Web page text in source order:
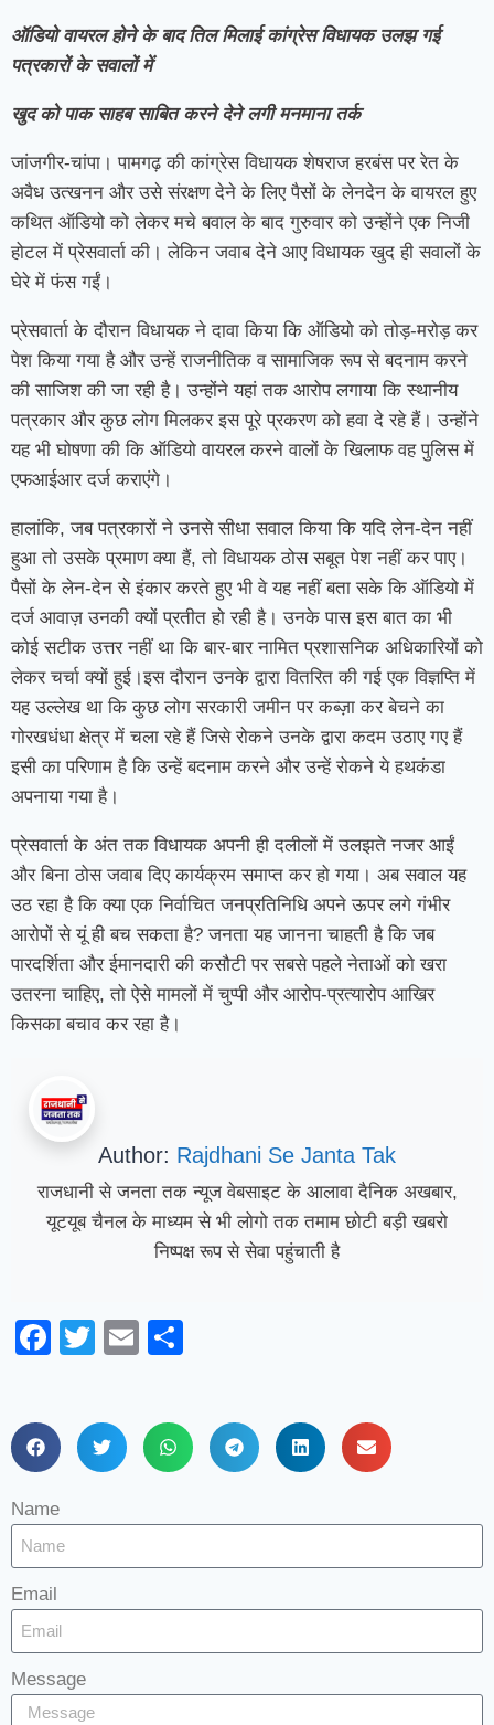
ऑडियो वायरल होने के बाद तिल मिलाई कांग्रेस विधायक उलझ गई
पत्रकारों के सवालों में
खुद को पाक साहब साबित करने देने लगी मनमाना तर्क
जांजगीर-चांपा। पामगढ़ की कांग्रेस विधायक शेषराज हरबंस पर रेत के
अवैध उत्खनन और उसे संरक्षण देने के लिए पैसों के लेनदेन के वायरल हुए
कथित ऑडियो को लेकर मचे बवाल के बाद गुरुवार को उन्होंने एक निजी
होटल में प्रेसवार्ता की। लेकिन जवाब देने आए विधायक खुद ही सवालों के
घेरे में फंस गईं।
प्रेसवार्ता के दौरान विधायक ने दावा किया कि ऑडियो को तोड़-मरोड़ कर
पेश किया गया है और उन्हें राजनीतिक व सामाजिक रूप से बदनाम करने
की साजिश की जा रही है। उन्होंने यहां तक आरोप लगाया कि स्थानीय
पत्रकार और कुछ लोग मिलकर इस पूरे प्रकरण को हवा दे रहे हैं। उन्होंने
यह भी घोषणा की कि ऑडियो वायरल करने वालों के खिलाफ वह पुलिस में
एफआईआर दर्ज कराएंगे।
हालांकि, जब पत्रकारों ने उनसे सीधा सवाल किया कि यदि लेन-देन नहीं
हुआ तो उसके प्रमाण क्या हैं, तो विधायक ठोस सबूत पेश नहीं कर पाए।
पैसों के लेन-देन से इंकार करते हुए भी वे यह नहीं बता सके कि ऑडियो में
दर्ज आवाज़ उनकी क्यों प्रतीत हो रही है। उनके पास इस बात का भी
कोई सटीक उत्तर नहीं था कि बार-बार नामित प्रशासनिक अधिकारियों को
लेकर चर्चा क्यों हुई।इस दौरान उनके द्वारा वितरित की गई एक विज्ञप्ति में
यह उल्लेख था कि कुछ लोग सरकारी जमीन पर कब्ज़ा कर बेचने का
गोरखधंधा क्षेत्र में चला रहे हैं जिसे रोकने उनके द्वारा कदम उठाए गए हैं
इसी का परिणाम है कि उन्हें बदनाम करने और उन्हें रोकने ये हथकंडा
अपनाया गया है।
प्रेसवार्ता के अंत तक विधायक अपनी ही दलीलों में उलझते नजर आईं
और बिना ठोस जवाब दिए कार्यक्रम समाप्त कर हो गया। अब सवाल यह
उठ रहा है कि क्या एक निर्वाचित जनप्रतिनिधि अपने ऊपर लगे गंभीर
आरोपों से यूं ही बच सकता है? जनता यह जानना चाहती है कि जब
पारदर्शिता और ईमानदारी की कसौटी पर सबसे पहले नेताओं को खरा
उतरना चाहिए, तो ऐसे मामलों में चुप्पी और आरोप-प्रत्यारोप आखिर
किसका बचाव कर रहा है।
Author: Rajdhani Se Janta Tak
राजधानी से जनता तक न्यूज वेबसाइट के आलावा दैनिक अखबार,
यूटयूब चैनल के माध्यम से भी लोगो तक तमाम छोटी बड़ी खबरो
निष्पक्ष रूप से सेवा पहुंचाती है
Facebook
TwitterEmail
Name
Email
Message